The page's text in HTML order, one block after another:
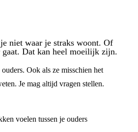
je niet waar je straks woont. Of
gaat. Dat kan heel moeilijk zijn.
Ook als ze misschien het
Je mag altijd vragen stellen.
voelen tussen je ouders